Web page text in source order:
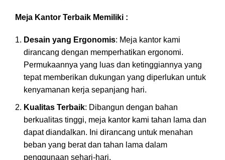
Meja Kantor Terbaik Memiliki :
Desain yang Ergonomis: Meja kantor kami
dirancang dengan memperhatikan ergonomi.
Permukaannya yang luas dan ketinggiannya yang
tepat memberikan dukungan yang diperlukan untuk
kenyamanan kerja sepanjang hari.
Kualitas Terbaik: Dibangun dengan bahan
berkualitas tinggi, meja kantor kami tahan lama dan
dapat diandalkan. Ini dirancang untuk menahan
beban yang berat dan tahan lama dalam
penggunaan sehari-hari.